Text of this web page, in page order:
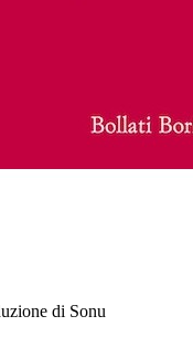
di Sonu